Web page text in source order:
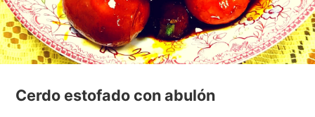
Cerdo estofado con abulón